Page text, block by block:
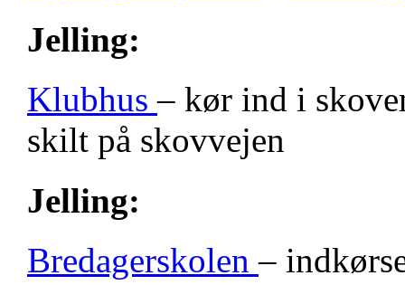
Jelling:
Klubhus– kør ind i
skilt på skovvejen
Jelling:
Bredagerskolen–